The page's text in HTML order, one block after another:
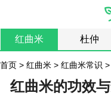
红曲米 杜仲
首页 > 红曲米 > 红曲米常识 >
红曲米的功效